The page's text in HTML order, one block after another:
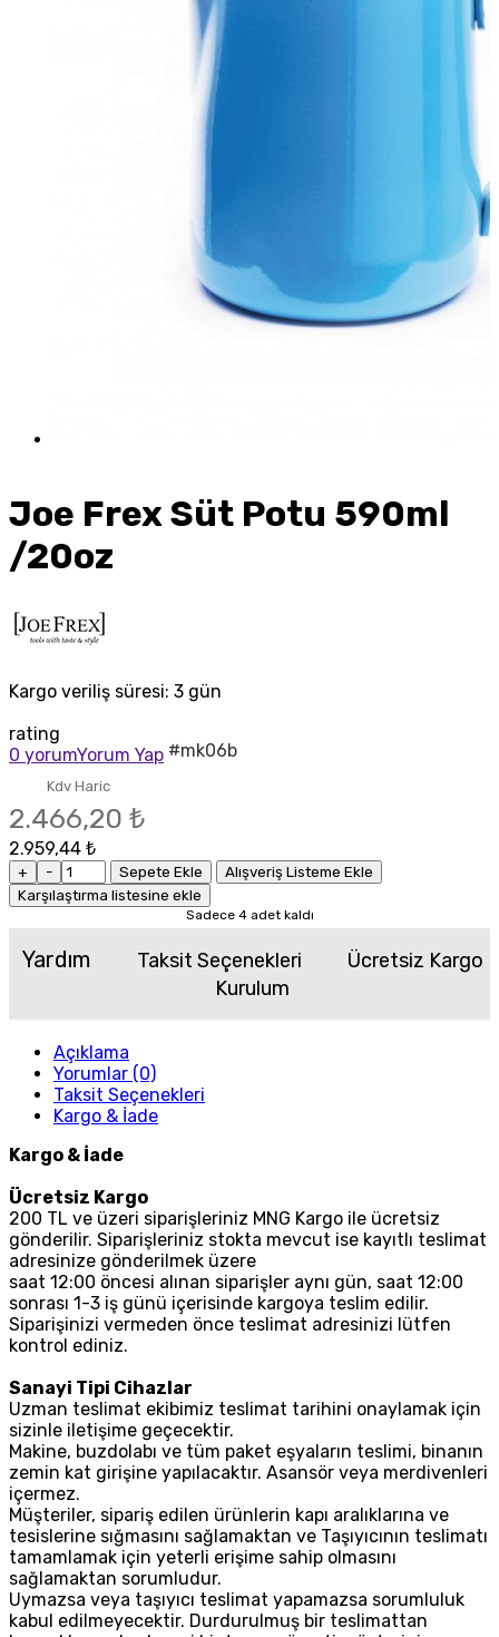
Joe Frex Süt Potu 590ml
/20oz
Kargo veriliş süresi: 3 gün
rating
0 yorumYorum Yap #mk06b
Kdv Haric
2.466,20 ₺
2.959,44 ₺
+ - Sepete Ekle
Alışveriş Listeme Ekle
Karşılaştırma listesine ekle
Sadece 4 adet kaldı
Yardım Taksit Seçenekleri
Ücretsiz Kargo
Kurulum
Açıklama
Yorumlar (0)
Taksit Seçenekleri
Kargo & İade
Kargo & İade
Ücretsiz Kargo
200 TL ve üzeri siparişleriniz MNG Kargo ile ücretsiz
gönderilir. Siparişleriniz stokta mevcut ise kayıtlı teslimat
adresinize gönderilmek üzere
saat 12:00 öncesi alınan siparişler aynı gün, saat 12:00
sonrası 1-3 iş günü içerisinde kargoya teslim edilir.
Siparişinizi vermeden önce teslimat adresinizi lütfen
kontrol ediniz.
Sanayi Tipi Cihazlar
Uzman teslimat ekibimiz teslimat tarihini onaylamak için
sizinle iletişime geçecektir.
Makine, buzdolabı ve tüm paket eşyaların teslimi, binanın
zemin kat girişine yapılacaktır. Asansör veya merdivenleri
içermez.
Müşteriler, sipariş edilen ürünlerin kapı aralıklarına ve
tesislerine sığmasını sağlamaktan ve Taşıyıcının teslimatı
tamamlamak için yeterli erişime sahip olmasını
sağlamaktan sorumludur.
Uymazsa veya taşıyıcı teslimat yapamazsa sorumluluk
kabul edilmeyecektir. Durdurulmuş bir teslimattan